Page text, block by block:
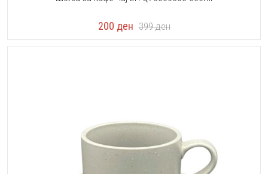
200 ден 399ден